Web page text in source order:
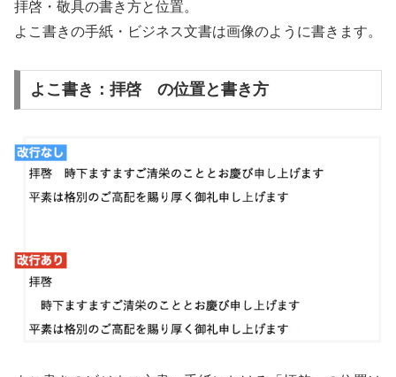
拝啓・敬具の書き方と位置。
よこ書きの手紙・ビジネス文書は画像のように書きます。
よこ書き：拝啓 の位置と書き方